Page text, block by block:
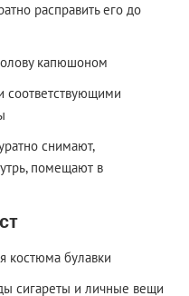
расправить его до
капюшоном
соответствующими
снимают,
помещают в
костюма булавки
сигареты и личные вещи